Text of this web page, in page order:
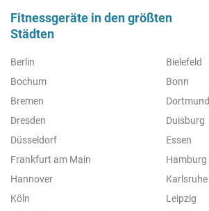
Fitnessgeräte in den größten
Städten
Berlin
Bielefeld
Bochum
Bonn
Bremen
Dortmund
Dresden
Duisburg
Düsseldorf
Essen
Frankfurt am Main
Hamburg
Hannover
Karlsruhe
Köln
Leipzig